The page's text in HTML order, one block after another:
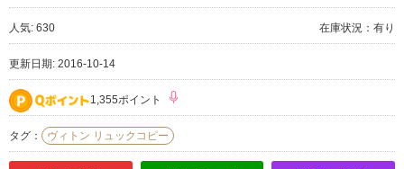
人気: 630 在庫状況：有り
更新日期: 2016-10-14
1,355ポイント
タグ： ヴィトン リュックコピー